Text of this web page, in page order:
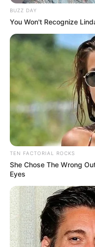
-ad9
O raciocínio é simples e
retirar o trabalhador de um
tolerável de exposição,
ambiente até atingir uma
de ser do benefício.
BUZZ DAY
You Won't Recognize
TEN FACTORIAL ROCKS
She Chose The Wrong
Eyes